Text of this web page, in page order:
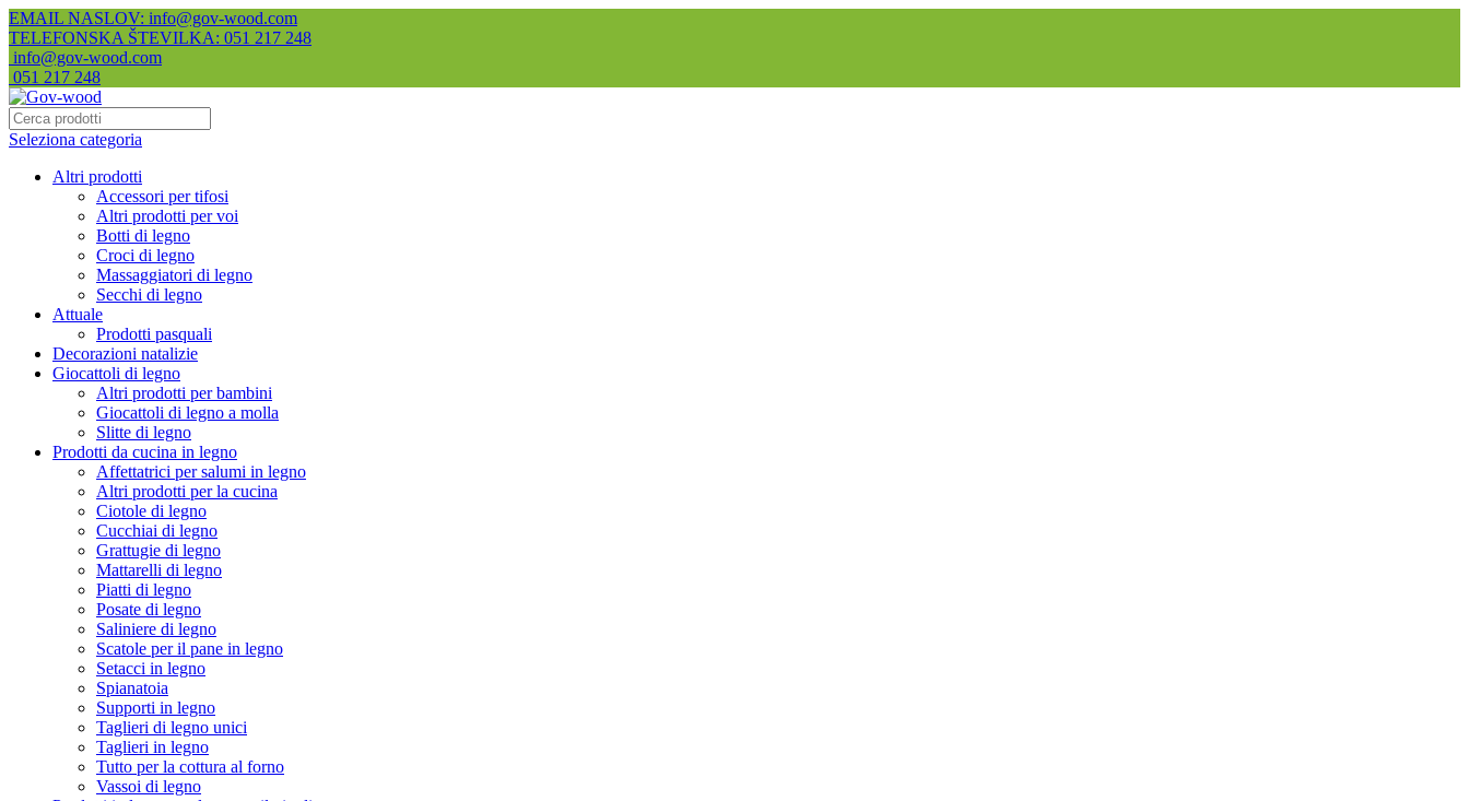
EMAIL NASLOV: info@gov-wood.com
TELEFONSKA ŠTEVILKA: 051 217 248
info@gov-wood.com
051 217 248
Seleziona categoria
Altri prodotti
Accessori per tifosi
Altri prodotti per voi
Botti di legno
Croci di legno
Massaggiatori di legno
Secchi di legno
Attuale
Prodotti pasquali
Decorazioni natalizie
Giocattoli di legno
Altri prodotti per bambini
Giocattoli di legno a molla
Slitte di legno
Prodotti da cucina in legno
Affettatrici per salumi in legno
Altri prodotti per la cucina
Ciotole di legno
Cucchiai di legno
Grattugie di legno
Mattarelli di legno
Piatti di legno
Posate di legno
Saliniere di legno
Scatole per il pane in legno
Setacci in legno
Spianatoia
Supporti in legno
Taglieri di legno unici
Taglieri in legno
Tutto per la cottura al forno
Vassoi di legno